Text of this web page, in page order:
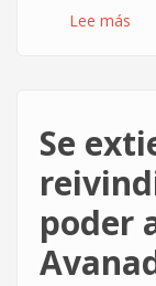
Lee más
se
oir
en
Se
poder